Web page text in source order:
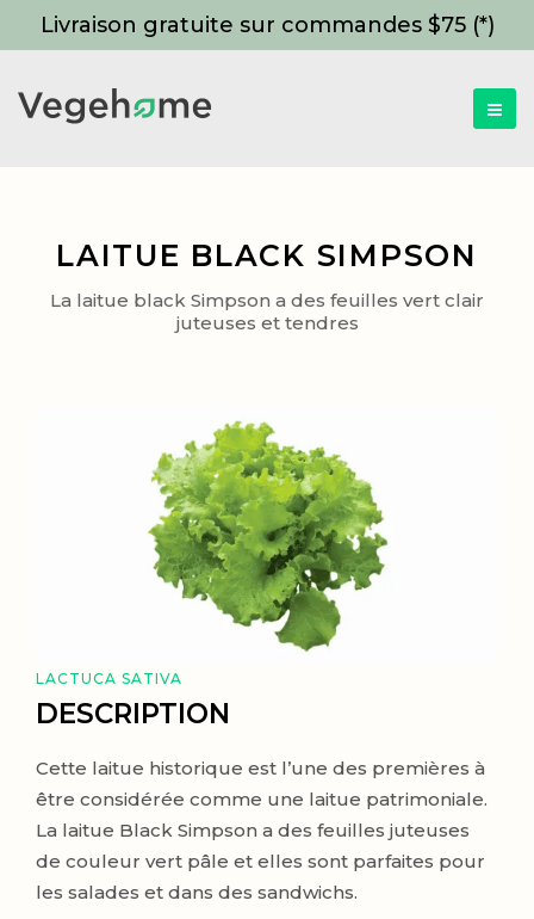
Livraison gratuite sur commandes $75 (*)
LAITUE BLACK SIMPSON
La laitue black Simpson a des feuilles vert clair
juteuses et tendres
LACTUCA SATIVA
DESCRIPTION
Cette laitue historique est l’une des premières à
être considérée comme une laitue patrimoniale.
La laitue Black Simpson a des feuilles juteuses
de couleur vert pâle et elles sont parfaites pour
les salades et dans des sandwichs.